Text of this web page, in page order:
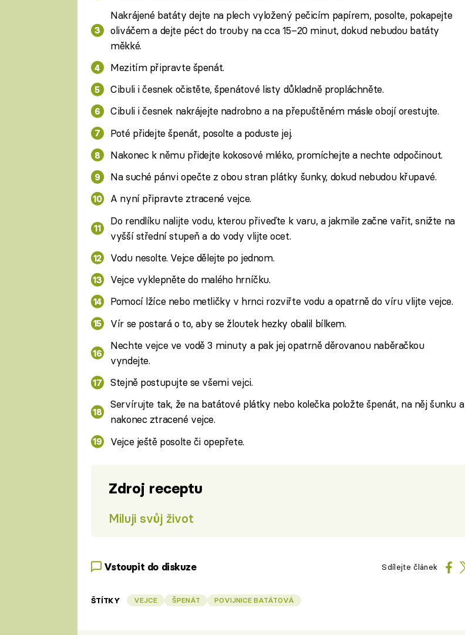
Nakrájené batáty dejte na plech vyložený pečicím papírem, posolte, pokapejte
oliváčem a dejte péct do trouby na cca 15–20 minut, dokud nebudou batáty
měkké.
Mezitím připravte špenát.
Cibuli i česnek očistěte, špenátové listy důkladně propláchněte.
Cibuli i česnek nakrájejte nadrobno a na přepuštěném másle obojí orestujte.
Poté přidejte špenát, posolte a poduste jej.
Nakonec k němu přidejte kokosové mléko, promíchejte a nechte odpočinout.
Na suché pánvi opečte z obou stran plátky šunky, dokud nebudou křupavé.
A nyní připravte ztracené vejce.
Do rendlíku nalijte vodu, kterou přiveďte k varu, a jakmile začne vařit, snižte na
vyšší střední stupeň a do vody vlijte ocet.
Vodu nesolte. Vejce dělejte po jednom.
Vejce vyklepněte do malého hrníčku.
Pomocí lžíce nebo metličky v hrnci rozviřte vodu a opatrně do víru vlijte vejce.
Vír se postará o to, aby se žloutek hezky obalil bílkem.
Nechte vejce ve vodě 3 minuty a pak jej opatrně děrovanou naběračkou
vyndejte.
Stejně postupujte se všemi vejci.
Servírujte tak, že na batátové plátky nebo kolečka položte špenát, na něj šunku a
nakonec ztracené vejce.
Vejce ještě posolte či opepřete.
Zdroj receptu
Miluji svůj život
Vstoupit do diskuze Sdílejte článek
ŠTÍTKY VEJCE ŠPENÁT POVIJNICE BATÁTOVÁ